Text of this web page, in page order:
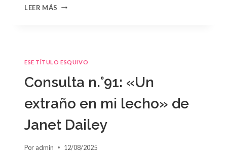
LEER MÁS CONSULTA
ESE TÍTULO ESQUIVO
Consulta n.°91: «Un
extraño en mi lecho» de
Janet Dailey
Por admin 12/08/2025